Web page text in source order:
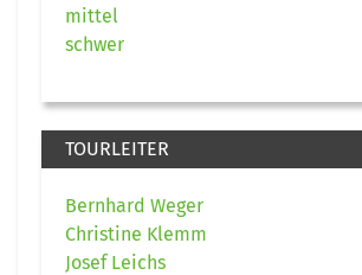
mittel
schwer
TOURLEITER
Bernhard Weger
Christine Klemm
Josef Leichs